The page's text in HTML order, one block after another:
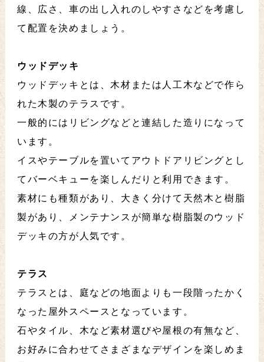
線、広さ、車の出し入れのしやすさなどを考慮し
て配置を決めましょう。
ウッドデッキ
ウッドデッキとは、木材または人工木などで作ら
れた木製のテラスです。
一般的にはリビングなどと連結した造りになって
います。
イスやテーブルを置いてアウトドアリビングとし
てバーベキューを楽しんだりと利用できます。
素材にも種類があり、大きく分けて天然木と樹脂
製があり、メンテナンスが簡単な樹脂製のウッド
デッキの方が人気です。
テラス
テラスとは、庭などの地面よりも一段階ったかく
なった屋外スペースとなっています。
石やタイル、木など素材選びや屋根の有無など、
お好みに合わせてさまざまなデザインを楽しめま